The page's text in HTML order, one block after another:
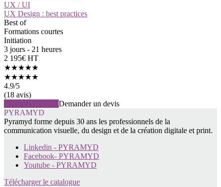
UX / UI
UX Design : best practices
Best of
Formations courtes
Initiation
3 jours - 21 heures
2 195€ HT
★★★★★
★★★★★
4.9/5
(18 avis)
Demander un devis
PYRAMYD
Pyramyd forme depuis 30 ans les professionnels de la
communication visuelle, du design et de la création digitale et print.
Linkedin - PYRAMYD
Facebook- PYRAMYD
Youtube - PYRAMYD
Télécharger le catalogue